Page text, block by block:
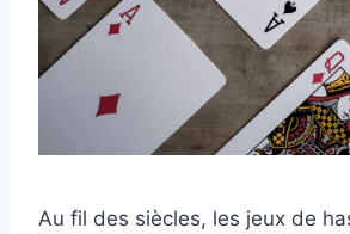
Au fil des siècles, les jeux de